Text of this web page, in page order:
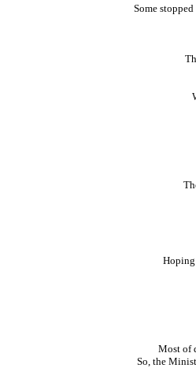
Some
Most of
So, the